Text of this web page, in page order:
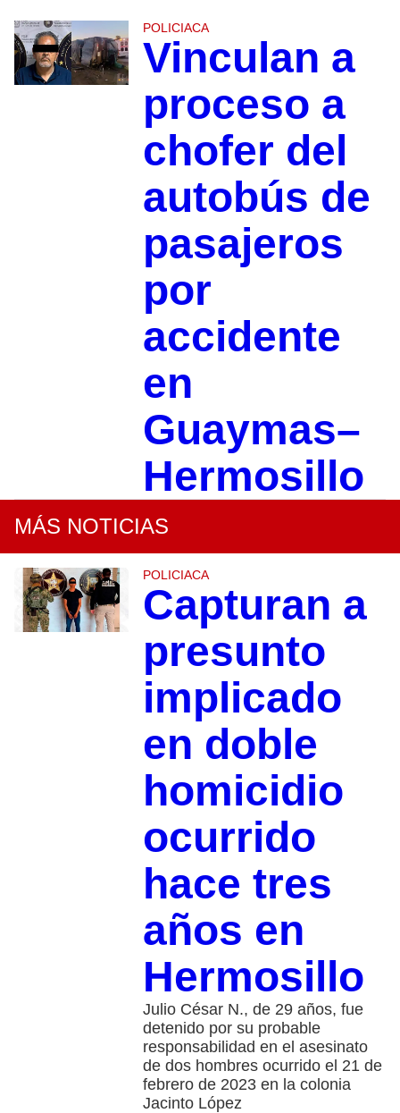
POLICIACA
Vinculan a
proceso a
chofer del
autobús de
pasajeros
por
accidente
en
Guaymas–
Hermosillo
MÁS NOTICIAS
POLICIACA
Capturan a
presunto
implicado
en doble
homicidio
ocurrido
hace tres
años en
Hermosillo
Julio César N., de 29 años, fue
detenido por su probable
responsabilidad en el asesinato
de dos hombres ocurrido el 21 de
febrero de 2023 en la colonia
Jacinto López